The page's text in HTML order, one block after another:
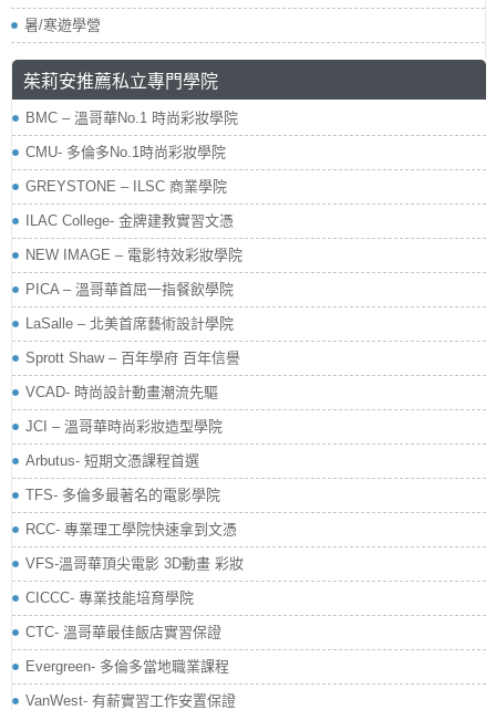
暑/寒遊學營
茱莉安推薦私立專門學院
BMC – 溫哥華No.1 時尚彩妝學院
CMU- 多倫多No.1時尚彩妝學院
GREYSTONE – ILSC 商業學院
ILAC College- 金牌建教實習文憑
NEW IMAGE – 電影特效彩妝學院
PICA – 溫哥華首屈一指餐飲學院
LaSalle – 北美首席藝術設計學院
Sprott Shaw – 百年學府 百年信譽
VCAD- 時尚設計動畫潮流先驅
JCI – 溫哥華時尚彩妝造型學院
Arbutus- 短期文憑課程首選
TFS- 多倫多最著名的電影學院
RCC- 專業理工學院快速拿到文憑
VFS-溫哥華頂尖電影 3D動畫 彩妝
CICCC- 專業技能培育學院
CTC- 溫哥華最佳飯店實習保證
Evergreen- 多倫多當地職業課程
VanWest- 有薪實習工作安置保證